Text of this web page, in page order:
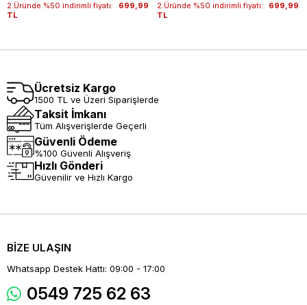
2.Üründe %50 indirimli fiyatı:
699,99
TL
2.Üründe %50 indirimli fiyatı:
699,99
TL
Ücretsiz Kargo
1500 TL ve Üzeri Siparişlerde
Taksit İmkanı
Tüm Alışverişlerde Geçerli
Güvenli Ödeme
%100 Güvenli Alışveriş
Hızlı Gönderi
Güvenilir ve Hızlı Kargo
BİZE ULAŞIN
Whatsapp Destek Hattı: 09:00 - 17:00
0549 725 62 63